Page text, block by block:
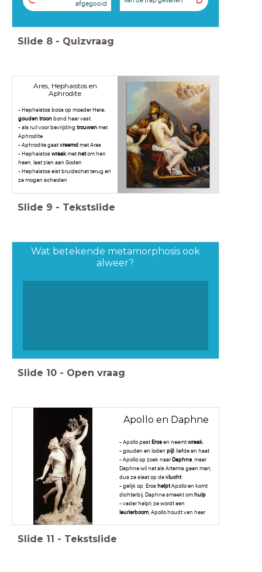
afgegooid
Slide 8 - Quizvraag
Ares, Hephaistos en
Aphrodite
- Hephaistos boos op moeder Hera:
goudentroon bond haar vast
- als ruil voor bevrijdingtrouwenmet
Aphrodite
- Aphrodite gaatvreemd met Ares
- Hephaistoswraakmetnetom hen
heen, laat zien aan Goden
- Hephaistos eist bruidschat terug en
ze mogen scheiden
Slide 9 - Tekstslide
Wat betekende metamorphosis ook
alweer?
Slide 10 - Open vraag
Apollo en Daphne
- Apollo pestErosen neemtwraak:
- gouden en lodenpijl: liefde en haat
- Apollo op zoek naarDaphne, maar
Daphne wil net als Artemis geen man,
dus ze slaat op devlucht
- gelijk op, EroshelptApollo en komt
dichterbij. Daphne smeekt omhulp
- vader helpt: ze wordt een
laurierboom , Apollo houdt van haar
Slide 11 - Tekstslide